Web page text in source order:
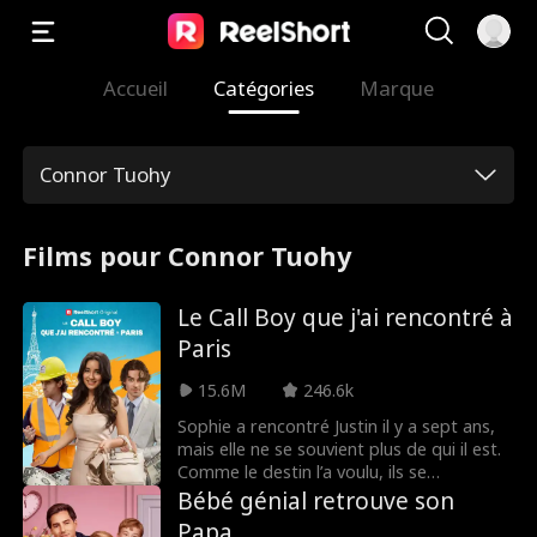
Accueil Catégories Marque
Connor Tuohy
Films pour Connor Tuohy
Le Call Boy que j'ai rencontré à
Paris
15.6M
246.6k
Sophie a rencontré Justin il y a sept ans,
mais elle ne se souvient plus de qui il est.
Comme le destin l’a voulu, ils se
retrouvent sept ans plus tard après une
aventure d’un soir. Elle le prend pour un
Bébé génial retrouve son